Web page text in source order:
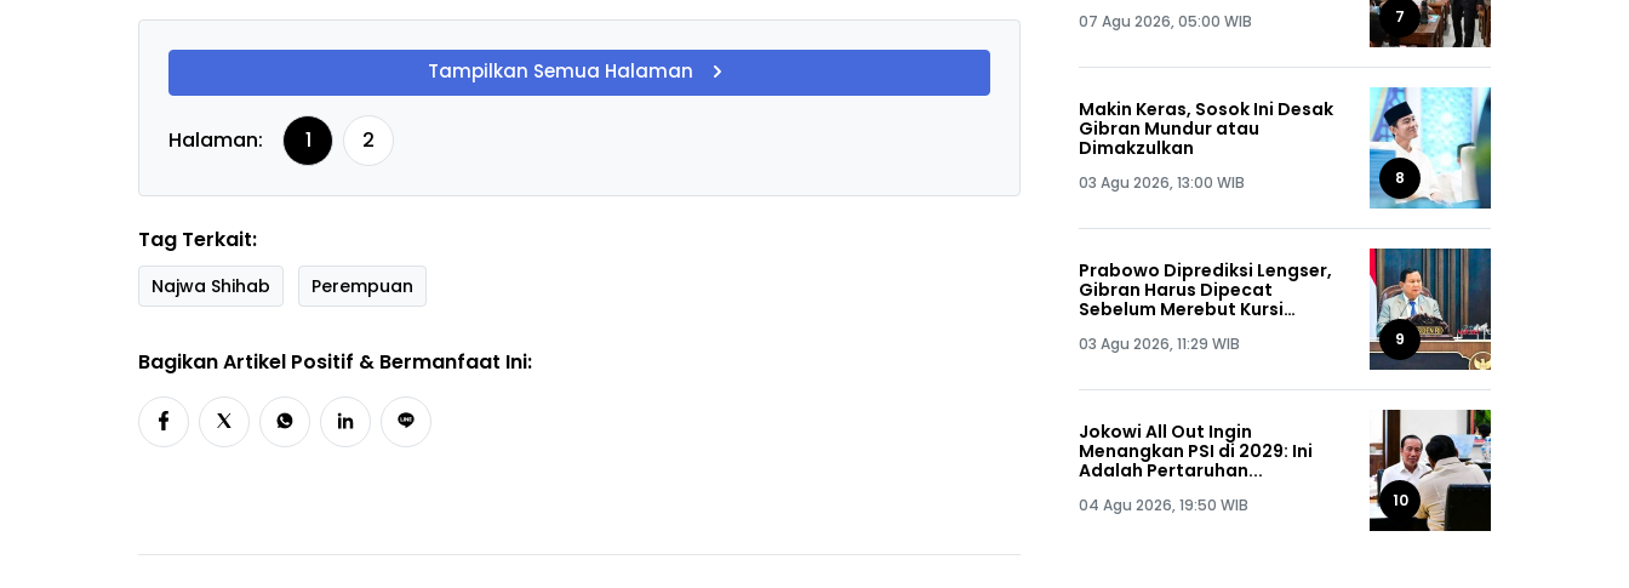
Tampilkan Semua Halaman
Halaman: 1 2
Tag Terkait:
Najwa Shihab Perempuan
Bagikan Artikel Positif & Bermanfaat Ini:
07 Agu 2026, 05:00 WIB 7
Makin Keras, Sosok Ini Desak
Gibran Mundur atau
Dimakzulkan
03 Agu 2026, 13:00 WIB 8
Prabowo Diprediksi Lengser,
Gibran Harus Dipecat
Sebelum Merebut Kursi
03 Agu 2026, 11:29 WIB 9
Jokowi All Out Ingin
Menangkan PSI di 2029: Ini
Adalah Pertaruhan...
04 Agu 2026, 19:50 WIB 10